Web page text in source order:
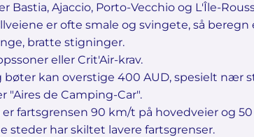
Bastia, Ajaccio, Porto-Vecchio og L'Île-
er ofte smale og svingete, så
bratte stigninger.
eller Crit'Air-krav.
kan overstige 400 AUD, spesielt nær
"Aires de Camping-Car".
er fartsgrensen 90 km/t på hovedveier og
steder har skiltet lavere fartsgrenser.